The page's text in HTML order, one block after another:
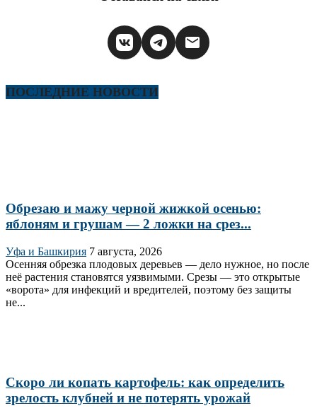
ПОСЛЕДНИЕ НОВОСТИ
Обрезаю и мажу черной жижкой осенью:
яблоням и грушам — 2 ложки на срез...
Уфа и Башкирия 7 августа, 2026
Осенняя обрезка плодовых деревьев — дело нужное, но после
неё растения становятся уязвимыми. Срезы — это открытые
«ворота» для инфекций и вредителей, поэтому без защиты
не...
Скоро ли копать картофель: как определить
зрелость клубней и не потерять урожай